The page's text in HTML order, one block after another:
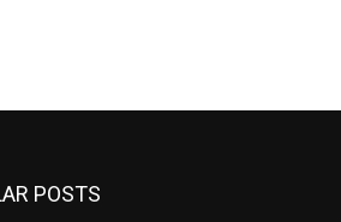
POSTS